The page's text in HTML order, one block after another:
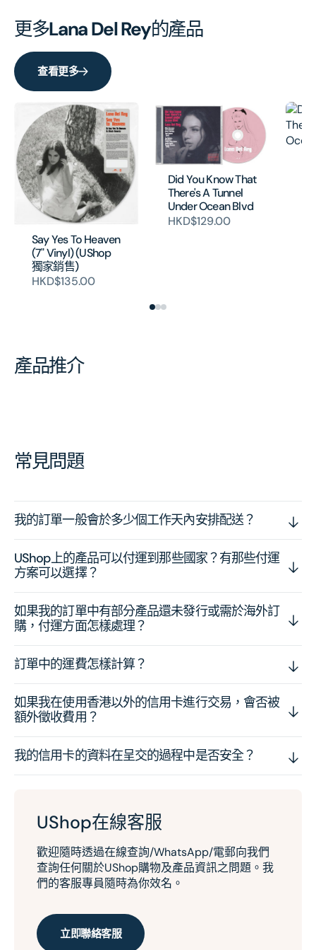
更多Lana Del Rey的產品
查看更多
Say Yes To Heaven
(7" Vinyl) (UShop
獨家銷售)
HKD$135.00
Did You Know That
There's A Tunnel
Under Ocean Blvd
HKD$129.00
產品推介
常見問題
我的訂單一般會於多少個工作天內安排配送？
UShop上的產品可以付運到那些國家？有那些付運
方案可以選擇？
如果我的訂單中有部分產品還未發行或需於海外訂
購，付運方面怎樣處理？
訂單中的運費怎樣計算？
如果我在使用香港以外的信用卡進行交易，會否被
額外徵收費用？
我的信用卡的資料在呈交的過程中是否安全？
UShop在線客服
歡迎隨時透過在線查詢/WhatsApp/電郵向我們
查詢任何關於UShop購物及產品資訊之問題。我
們的客服專員隨時為你效名。
立即聯絡客服